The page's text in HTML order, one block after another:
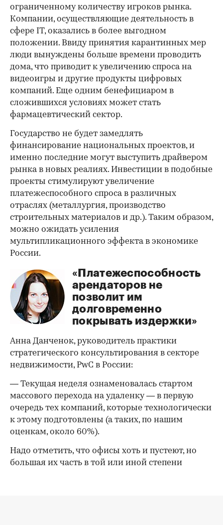
ограниченному количеству игроков рынка.
Компании, осуществляющие деятельность в
сфере IT, оказались в более выгодном
положении. Ввиду принятия карантинных мер
люди вынуждены больше времени проводить
дома, что приводит к увеличению спроса на
видеоигры и другие продукты цифровых
компаний. Еще одним бенефициаром в
сложившихся условиях может стать
фармацевтический сектор.
Государство не будет замедлять
финансирование национальных проектов, и
именно последние могут выступить драйвером
рынка в новых реалиях. Инвестиции в подобные
проекты стимулируют увеличение
платежеспособного спроса в различных
отраслях (металлургия, производство
строительных материалов и др.). Таким образом,
можно ожидать усиления
мультипликационного эффекта в экономике
России.
«Платежеспособность
арендаторов не
позволит им
долговременно
покрывать издержки»
Анна Данченок, руководитель практики
стратегического консультирования в секторе
недвижимости, PwC в России:
— Текущая неделя ознаменовалась стартом
массового перехода на удаленку — в первую
очередь тех компаний, которые технологически
к этому подготовлены (а таких, по нашим
оценкам, около 60%).
Надо отметить, что офисы хоть и пустеют, но
большая их часть в той или иной степени